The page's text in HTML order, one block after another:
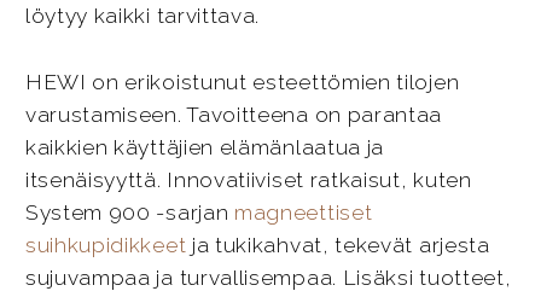
löytyy kaikki tarvittava.
HEWI on erikoistunut esteettömien tilojen
varustamiseen. Tavoitteena on parantaa
kaikkien käyttäjien elämänlaatua ja
itsenäisyyttä. Innovatiiviset ratkaisut, kuten
System 900 -sarjan magneettiset
suihkupidikkeet ja tukikahvat, tekevät arjesta
sujuvampaa ja turvallisempaa. Lisäksi tuotteet,